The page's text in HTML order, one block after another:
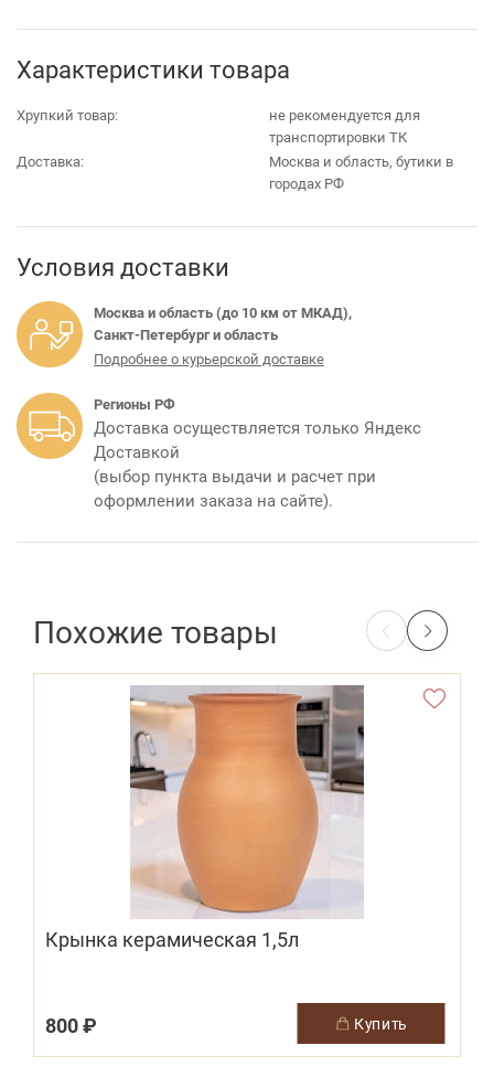
Характеристики товара
Хрупкий товар:
не рекомендуется для
транспортировки ТК
Доставка:
Москва и область, бутики в
городах РФ
Условия доставки
Москва и область (до 10 км от МКАД),
Санкт-Петербург и область
Подробнее о курьерской доставке
Регионы РФ
Доставка осуществляется только Яндекс
Доставкой
(выбор пункта выдачи и расчет при
оформлении заказа на сайте).
Похожие товары
Крынка керамическая 1,5л
800 ₽ купить